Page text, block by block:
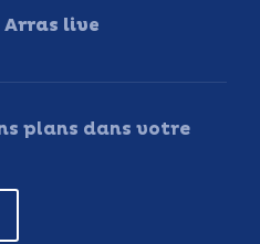
Arras live
plans dans votre